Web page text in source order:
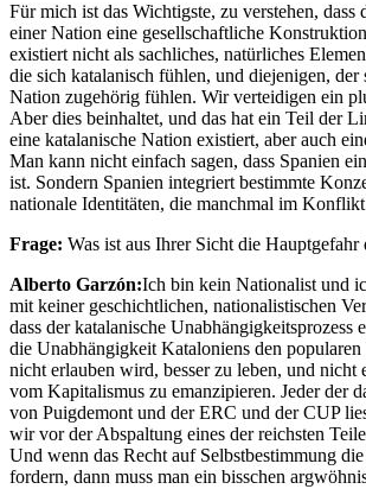
Für mich ist das Wichtigste, zu verstehen, dass
einer Nation eine gesellschaftliche
existiert nicht als sachliches, natürliches
die sich katalanisch fühlen, und diejenigen, der
Nation zugehörig fühlen. Wir verteidigen ein
Aber dies beinhaltet, und das hat ein Teil der
eine katalanische Nation existiert, aber auch
Man kann nicht einfach sagen, dass Spanien
ist. Sondern Spanien integriert bestimmte
nationale Identitäten, die manchmal im Konflikt
Frage: Was ist aus Ihrer Sicht die Hauptgefahr
Alberto Garzón:Ich bin kein Nationalist und
mit keiner geschichtlichen, nationalistischen
dass der katalanische Unabhängigkeitsprozess
die Unabhängigkeit Kataloniens den
nicht erlauben wird, besser zu leben, und nicht
vom Kapitalismus zu emanzipieren. Jeder der
von Puigdemont und der ERC und der CUP
wir vor der Abspaltung eines der reichsten Teile
Und wenn das Recht auf Selbstbestimmung
fordern, dann muss man ein bisschen